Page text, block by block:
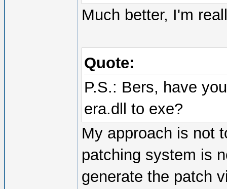
Much better, I'm
Quote:
P.S.: Bers, have
era.dll to exe?
My approach is not
patching system is
generate the patch